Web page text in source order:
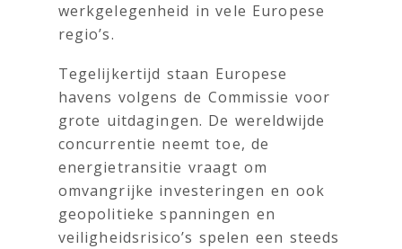
werkgelegenheid in vele Europese
regio’s.
Tegelijkertijd staan Europese
havens volgens de Commissie voor
grote uitdagingen. De wereldwijde
concurrentie neemt toe, de
energietransitie vraagt om
omvangrijke investeringen en ook
geopolitieke spanningen en
veiligheidsrisico’s spelen een steeds